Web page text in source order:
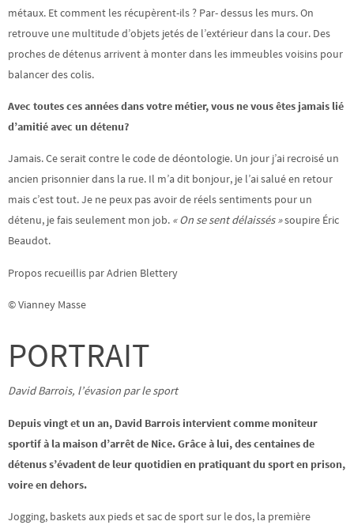
métaux. Et comment les récupèrent-ils ? Par- dessus les murs. On
retrouve une multitude d’objets jetés de l’extérieur dans la cour. Des
proches de détenus arrivent à monter dans les immeubles voisins pour
balancer des colis.
Avec toutes ces années dans votre métier, vous ne vousêtes jamais lié
d’amitié avec un détenu?
Jamais. Ce serait contre le code de déontologie. Un jour j’ai recroisé un
ancien prisonnier dans la rue. Il m’a dit bonjour, je l’ai salué en retour
mais c’est tout. Je ne peux pas avoir de réels sentiments pour un
détenu, je fais seulement mon job. « On se sent délaissés »soupire Éric
Beaudot.
Propos recueillis par Adrien Blettery
© Vianney Masse
PORTRAIT
David Barrois, l’évasion par le sport
Depuis vingt et un an, David Barrois intervient comme moniteur
sportif à la maison d’arrêt de Nice. Grâce à lui, des centaines de
détenus s’évadent de leur quotidien en pratiquant du sport en prison,
voire en dehors.
Jogging, baskets aux pieds et sac de sport sur le dos, la première